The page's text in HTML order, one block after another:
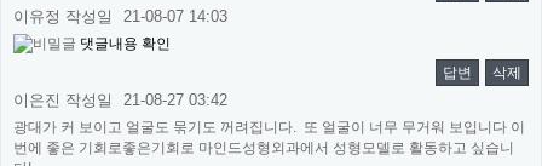
이유정 작성일 21-08-07 14:03
댓글내용 확인
답변
삭제
이은진 작성일 21-08-27 03:42
광대가 커 보이고 얼굴도 묶기도 꺼려집니다. 또 얼굴이 너무 무거워 보입니다 이
번에 좋은 기회로좋은기회로 마인드성형외과에서 성형모델로 활동하고 싶습니